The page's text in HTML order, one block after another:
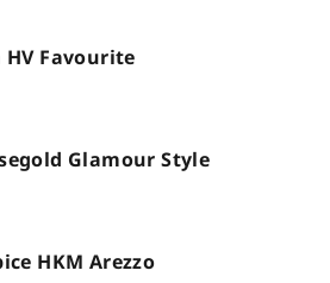
Favourite
Glamour Style
HKM Arezzo